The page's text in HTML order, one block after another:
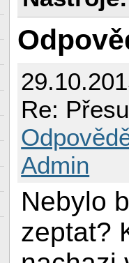
Re:
Admin
Nebylo
zeptat?